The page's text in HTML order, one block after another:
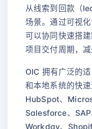
从线索到回款（
场景。通过可视
可以协同快速搭
项目交付周期，减
OIC 拥有广泛的
和本地系统的快
HubSpot、
Salesforce、
Workday、